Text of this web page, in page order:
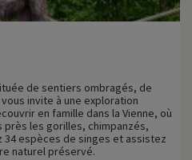
de sentiers ombragés, de
invite à une exploration
en famille dans la Vienne, où
les gorilles, chimpanzés,
espèces de singes et assistez
naturel préservé.